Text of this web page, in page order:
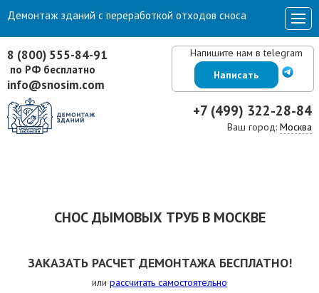
8 (800) 555-84-91
по РФ бесплатно
info@snosim.com
Напишите нам в telegram
Написать
+7 (499) 322-28-84
Ваш город: Москва
Демонтаж зданий с переработкой отходов сноса
СНОС ДЫМОВЫХ ТРУБ В МОСКВЕ
ЗАКАЗАТЬ РАСЧЕТ ДЕМОНТАЖА БЕСПЛАТНО!
или рассчитать самостоятельно